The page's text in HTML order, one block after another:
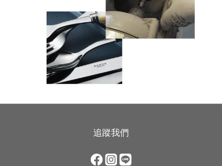
追蹤我們